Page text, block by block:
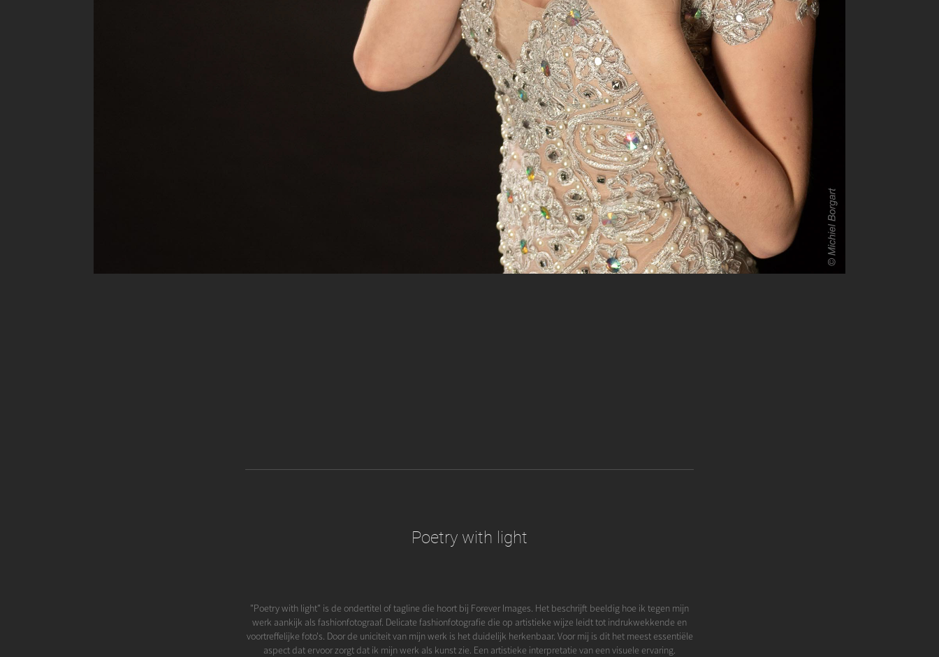
Poetry with light
"Poetry with light" is de ondertitel of tagline die hoort bij Forever Images. Het beschrijft beeldig hoe ik tegen mijn
werk aankijk als fashionfotograaf. Delicate fashionfotografie die op artistieke wijze leidt tot indrukwekkende en
voortreffelijke foto's. Door de uniciteit van mijn werk is het duidelijk herkenbaar. Voor mij is dit het meest essentiële
aspect dat ervoor zorgt dat ik mijn werk als kunst zie. Een artistieke interpretatie van een visuele ervaring.